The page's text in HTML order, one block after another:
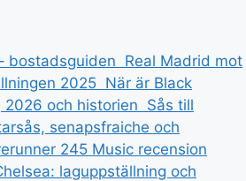
bostadsguiden Real Madrid mot
2025 När är Black
2026 och historien Sås till
senapsfraiche och
245 Music recension
laguppställning och